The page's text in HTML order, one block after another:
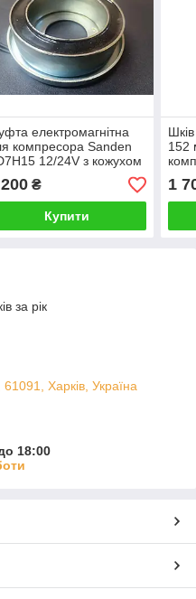
електромагнітна
компресора Sanden
12/24V з кожухом
₴
Купити
152
1
за рік
61091, Харків, Україна
18:00